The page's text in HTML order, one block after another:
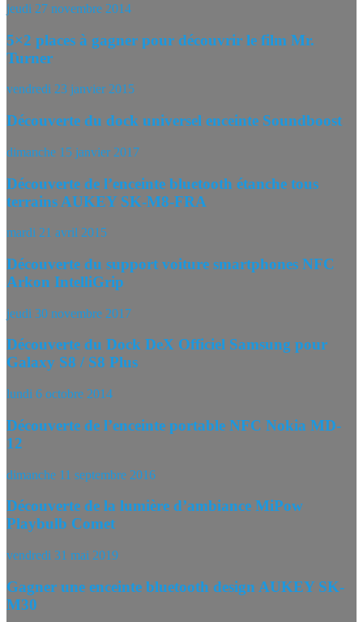
jeudi 27 novembre 2014
5×2 places à gagner pour découvrir le film Mr.
Turner
vendredi 23 janvier 2015
Découverte du dock universel enceinte Soundboost
dimanche 15 janvier 2017
Découverte de l’enceinte bluetooth étanche tous
terrains AUKEY SK-M8-FRA
mardi 21 avril 2015
Découverte du support voiture smartphones NFC
Arkon IntelliGrip
jeudi 30 novembre 2017
Découverte du Dock DeX Officiel Samsung pour
Galaxy S8 / S8 Plus
lundi 6 octobre 2014
Découverte de l’enceinte portable NFC Nokia MD-
12
dimanche 11 septembre 2016
Découverte de la lumière d’ambiance MiPow
Playbulb Comet
vendredi 31 mai 2019
Gagner une enceinte bluetooth design AUKEY SK-
M30